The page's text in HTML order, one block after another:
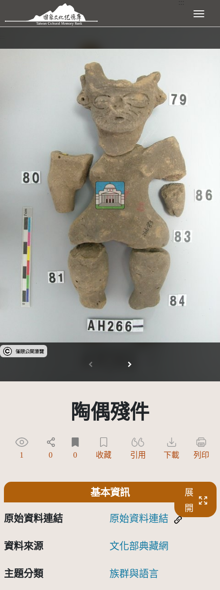
跳到主要內容區塊 展開選單
受著作權法保護-僅限於本平台有限度公開瀏覽
陶偶殘件
1 0 0 收藏 引用 下載 列印
基本資訊
展
開
原始資料連結 原始資料連結
資料來源 文化部典藏網
主題分類 族群與語言